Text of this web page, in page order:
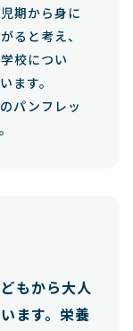
期から身に
ると考え、
校につい
ます。
パンフレッ
もから大人
ます。栄養